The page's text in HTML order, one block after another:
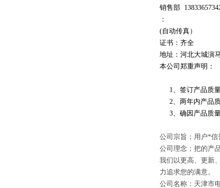
销售部 13833
：
(自动传真）
证书：齐全
地址：河北大城演
本公司郑重声明：
1、签订产品质量
2、两年内产品质
3、确因产品质量
公司宗旨；用户*
公司理念；把的产
我们以更高、更新
力追求您的满意。
公司名称：天津市